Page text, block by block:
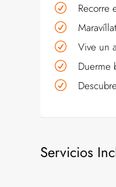
Recorre
Vive un
Duerme
Servicios